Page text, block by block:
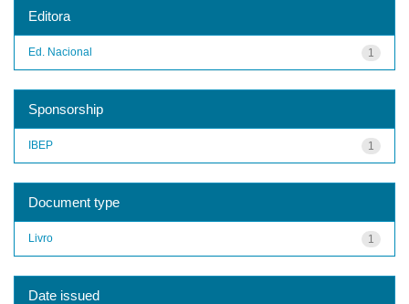
Editora
1
Ed. Nacional
Sponsorship
1
IBEP
Document type
1
Livro
Date issued